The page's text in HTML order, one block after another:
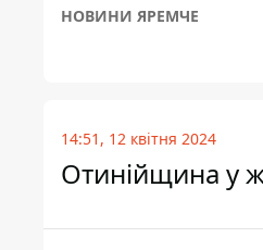
НОВИНИ ЯРЕМЧЕ
14:51, 12 квітня 2024
Отинійщина у